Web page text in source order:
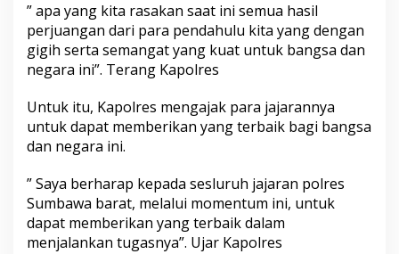
” apa yang kita rasakan saat ini semua hasil
perjuangan dari para pendahulu kita yang dengan
gigih serta semangat yang kuat untuk bangsa dan
negara ini”. Terang Kapolres
Untuk itu, Kapolres mengajak para jajarannya
untuk dapat memberikan yang terbaik bagi bangsa
dan negara ini.
” Saya berharap kepada sesluruh jajaran polres
Sumbawa barat, melalui momentum ini, untuk
dapat memberikan yang terbaik dalam
menjalankan tugasnya”. Ujar Kapolres